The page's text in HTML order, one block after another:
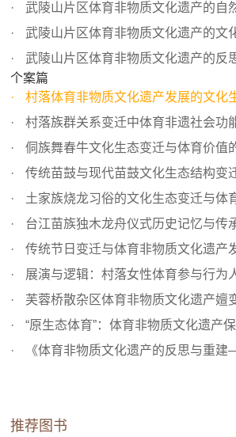
武陵山片区体育非物质文化遗产的自
武陵山片区体育非物质文化遗产的文
武陵山片区体育非物质文化遗产的反
个案篇
村落体育非物质文化遗产发展的文化生态
村落族群关系变迁中体育非遗社会功能衍
侗族舞春牛文化生态变迁与体育价值的调
传统苗鼓与现代苗鼓文化生态结构变迁比
土家族烧龙习俗的文化生态变迁与体育价
台江苗族独木龙舟仪式历史记忆与传承机
传统节日变迁与体育非物质文化遗产发展
展演与逻辑：村落女性体育参与行为人类
芙蓉桥散杂区体育非物质文化遗产嬗变历
“原生态体育”：体育非物质文化遗产保
《体育非物质文化遗产的反思与重建——武
推荐图书